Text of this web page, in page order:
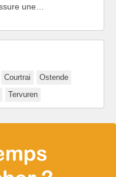
une…
Courtrai
Ostende
Tervuren